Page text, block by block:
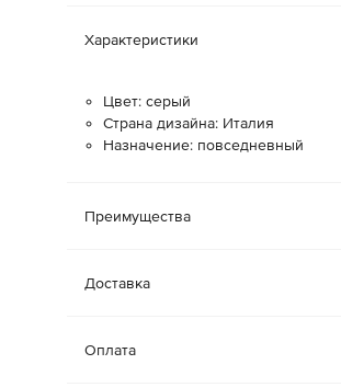
Характеристики
Цвет: серый
Страна дизайна: Италия
Назначение: повседневный
Преимущества
Доставка
Оплата